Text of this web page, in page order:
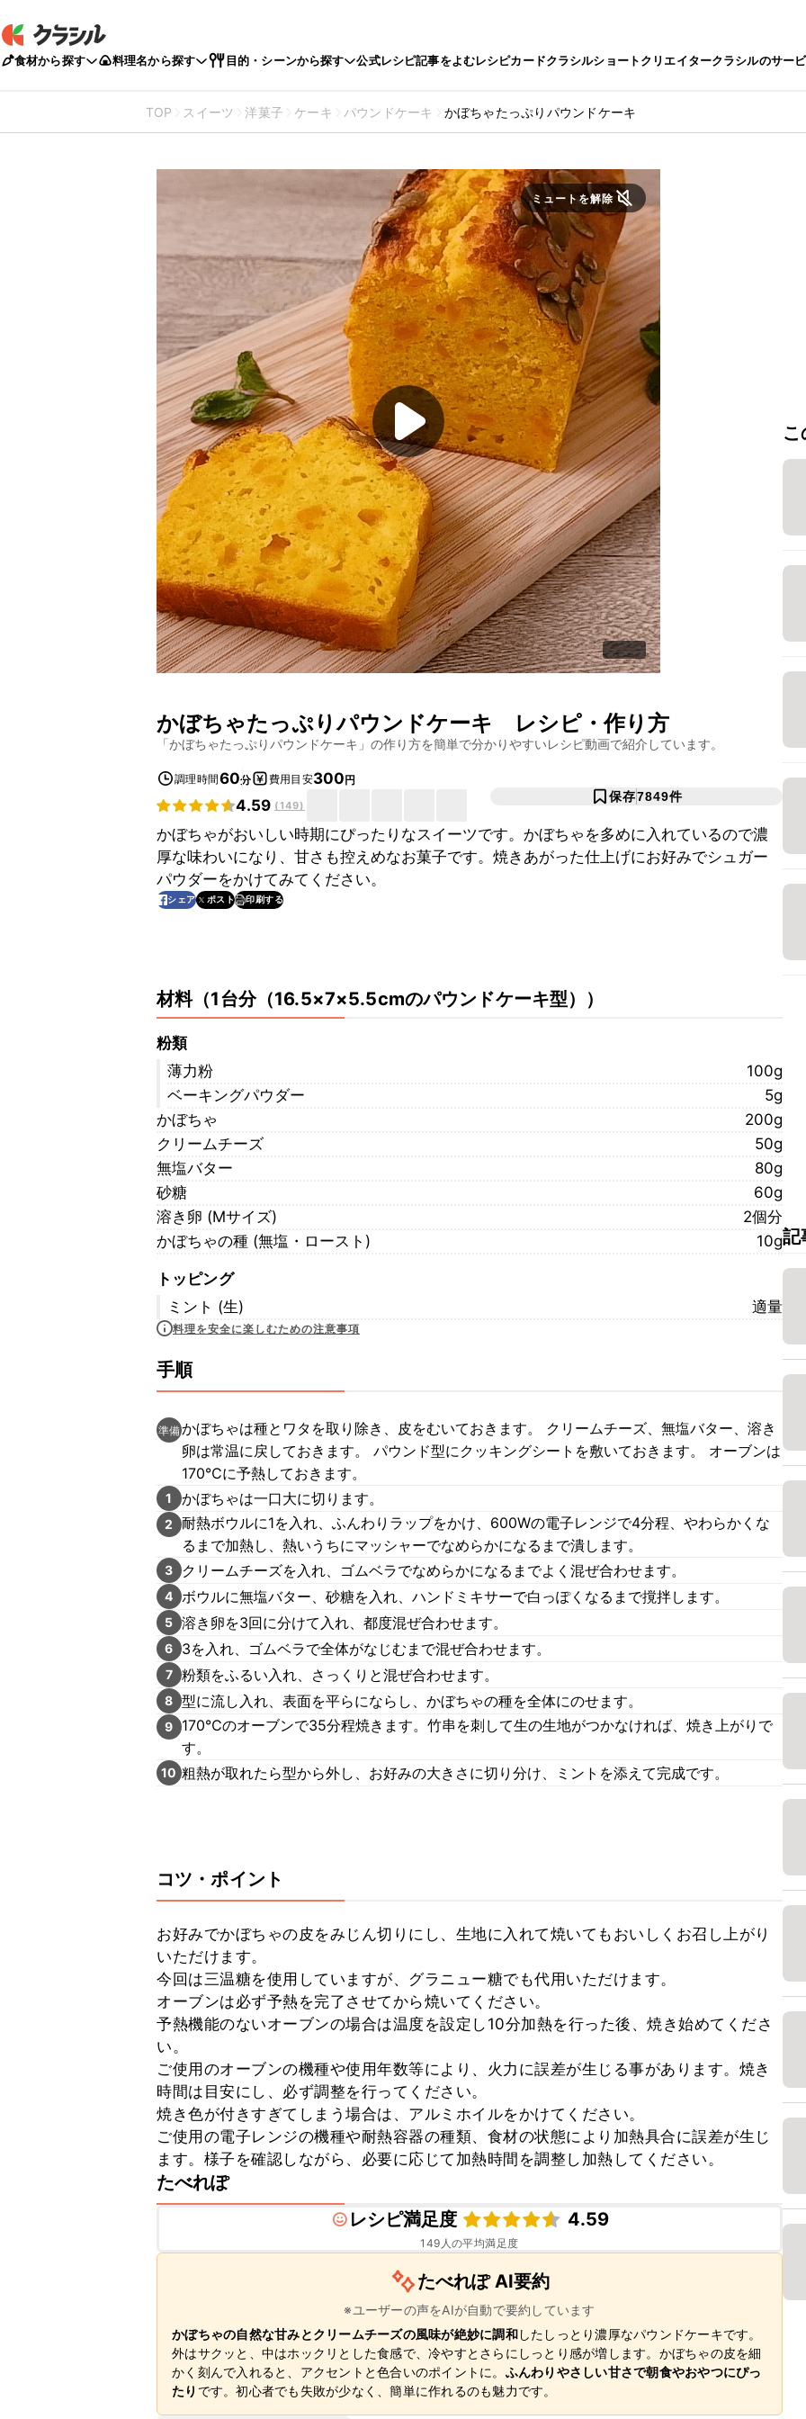
食材から探す 料理名から探す 目的・シーンから探す 公式レシピ記事をよむレシピカードクラシルショートクリエイタークラシルのサー
TOP スイーツ 洋菓子 ケーキ パウンドケーキ かぼちゃたっぷりパウンドケーキ
ミュートを解除
かぼちゃたっぷりパウンドケーキ レシピ・作り方
「かぼちゃたっぷりパウンドケーキ 」の作り方を簡単で分かりやすいレシピ動画で紹介しています。
調理時間60分 費用目安300円
4.59 (149)
保存7849件
かぼちゃがおいしい時期にぴったりなスイーツです。かぼちゃを多めに入れているので濃
厚な味わいになり、甘さも控えめなお菓子です。焼きあがった仕上げにお好みでシュガー
パウダーをかけてみてください。
シェア ポスト 印刷する
材料（1台分（16.5×7×5.5cmのパウンドケーキ型） ）
粉類
薄力粉
100g
ベーキングパウダー
5g
かぼちゃ
200g
クリームチーズ
50g
無塩バター
80g
砂糖
60g
溶き卵 (Mサイズ)
2個分
かぼちゃの種 (無塩・ロースト)
10g
トッピング
ミント (生)
適量
料理を安全に楽しむための注意事項
手順
準備かぼちゃは種とワタを取り除き、皮をむいておきます。 クリームチーズ、無塩バター、溶き
卵は常温に戻しておきます。 パウンド型にクッキングシートを敷いておきます。 オーブンは
170℃に予熱しておきます。
1 かぼちゃは一口大に切ります。
2
耐熱ボウルに1を入れ、ふんわりラップをかけ、600Wの電子レンジで4分程、やわらかくな
るまで加熱し、熱いうちにマッシャーでなめらかになるまで潰します。
3 クリームチーズを入れ、ゴムベラでなめらかになるまでよく混ぜ合わせます。
4 ボウルに無塩バター、砂糖を入れ、ハンドミキサーで白っぽくなるまで撹拌します。
5 溶き卵を3回に分けて入れ、都度混ぜ合わせます。
6 3を入れ、ゴムベラで全体がなじむまで混ぜ合わせます。
7 粉類をふるい入れ、さっくりと混ぜ合わせます。
8 型に流し入れ、表面を平らにならし、かぼちゃの種を全体にのせます。
9
170℃のオーブンで35分程焼きます。竹串を刺して生の生地がつかなければ、焼き上がりで
す。
10 粗熱が取れたら型から外し、お好みの大きさに切り分け、ミントを添えて完成です。
コツ・ポイント
お好みでかぼちゃの皮をみじん切りにし、生地に入れて焼いてもおいしくお召し上がり
いただけます。
今回は三温糖を使用していますが、グラニュー糖でも代用いただけます。
オーブンは必ず予熱を完了させてから焼いてください。
予熱機能のないオーブンの場合は温度を設定し10分加熱を行った後、焼き始めてくださ
い。
ご使用のオーブンの機種や使用年数等により、火力に誤差が生じる事があります。焼き
時間は目安にし、必ず調整を行ってください。
焼き色が付きすぎてしまう場合は、アルミホイルをかけてください。
ご使用の電子レンジの機種や耐熱容器の種類、食材の状態により加熱具合に誤差が生じ
ます。様子を確認しながら、必要に応じて加熱時間を調整し加熱してください。
たべれぽ
レシピ満足度
4.59
149 人の平均満足度
たべれぽ AI要約
※ユーザーの声をAIが自動で要約しています
かぼちゃの自然な甘みとクリームチーズの風味が絶妙に調和したしっとり濃厚なパウンドケーキです。
外はサクッと、中はホックリとした食感で、冷やすとさらにしっとり感が増します。かぼちゃの皮を細
かく刻んで入れると、アクセントと色合いのポイントに。 ふんわりやさしい甘さで朝食やおやつにぴっ
たり です。初心者でも失敗が少なく、簡単に作れるのも魅力です。
記